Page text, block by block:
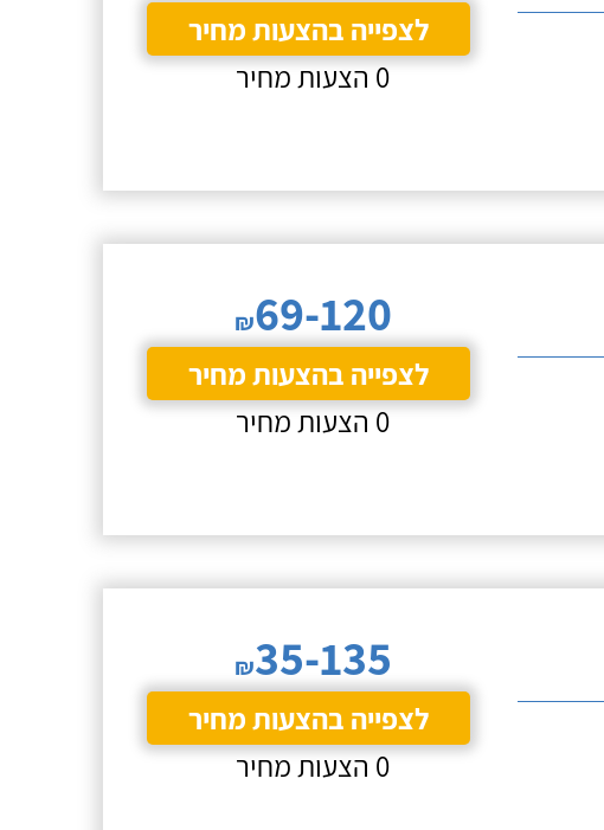
לצפייה בהצעות מחיר
0 הצעות מחיר
₪69-120
לצפייה בהצעות מחיר
0 הצעות מחיר
₪35-135
לצפייה בהצעות מחיר
0 הצעות מחיר